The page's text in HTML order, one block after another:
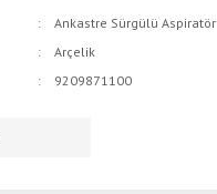
Ankastre Sürgülü Aspiratör
Arçelik
9209871100